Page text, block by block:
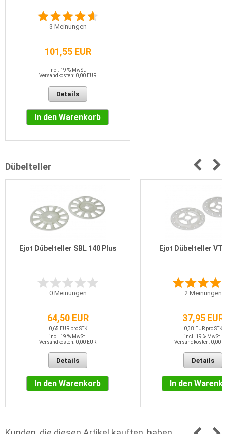
3 Meinungen
101,55 EUR
incl. 19 % MwSt.
Versandkosten: 0,00 EUR
Details
In den Warenkorb
Dübelteller
Ejot Dübelteller SBL 140 Plus
0Meinungen
64,50 EUR
[0,65 EUR pro STK]
incl. 19 % MwSt.
Versandkosten: 0,00 EUR
Details
In den Warenkorb
Ejot Dübelteller VT-
2Meinungen
37,95 EUR
[0,38 EUR pro STK]
incl. 19 % MwSt.
Versandkosten: 0,00
Details
In den